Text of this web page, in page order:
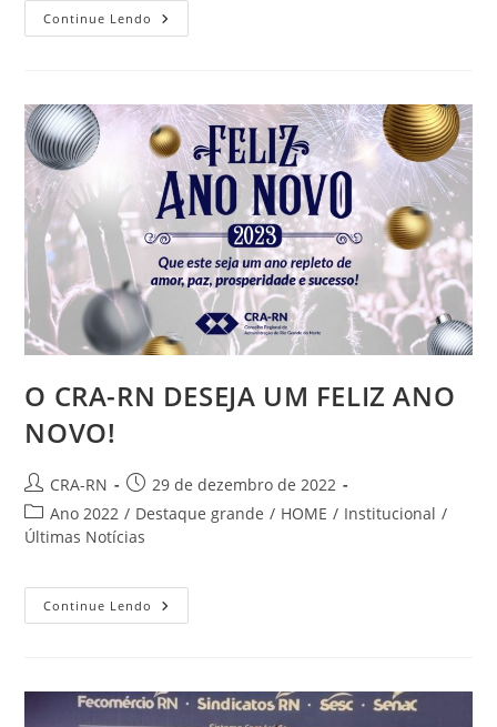
Continue Lendo Nota
De
Em
Brasília
O CRA-RN DESEJA UM FELIZ ANO
NOVO!
Autor
do
post:
CRA-RN
Post
publicado:
29 de dezembro de 2022
Categoria
do
Ano 2022 / Destaque grande / HOME / Institucional /
Últimas Notícias
Continue Lendo O
CRA-
ANO
NOVO!